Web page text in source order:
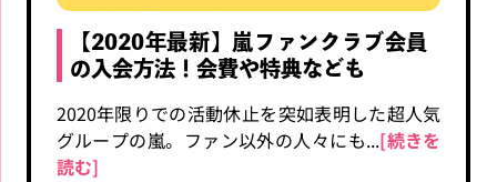
【2020年最新】嵐ファンクラブ会員
の入会方法！会費や特典なども
2020年限りでの活動休止を突如表明した超人気
グループの嵐。ファン以外の人々にも...[続きを
読む]